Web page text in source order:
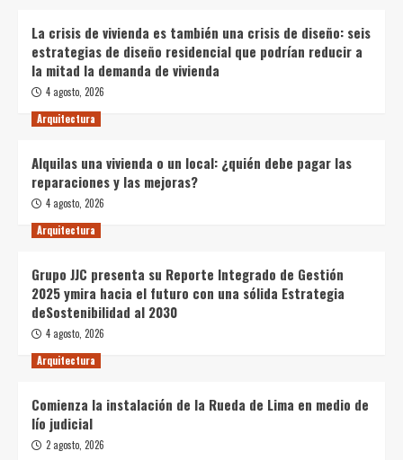
La crisis de vivienda es también una crisis de diseño: seis
estrategias de diseño residencial que podrían reducir a
la mitad la demanda de vivienda
4 agosto, 2026
Arquitectura
Alquilas una vivienda o un local: ¿quién debe pagar las
reparaciones y las mejoras?
4 agosto, 2026
Arquitectura
Grupo JJC presenta su Reporte Integrado de Gestión
2025 ymira hacia el futuro con una sólida Estrategia
deSostenibilidad al 2030
4 agosto, 2026
Arquitectura
Comienza la instalación de la Rueda de Lima en medio de
lío judicial
2 agosto, 2026